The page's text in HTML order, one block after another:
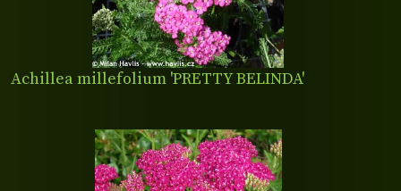
Achillea millefolium 'PRETTY BELINDA'